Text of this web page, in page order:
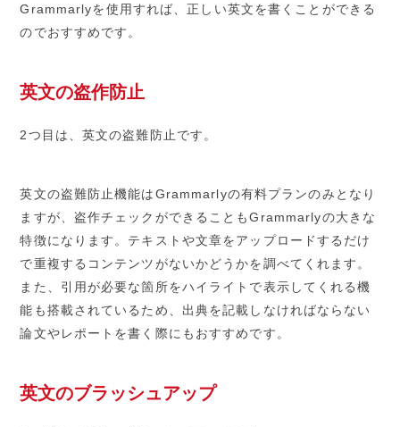
Grammarlyを使用すれば、正しい英文を書くことができる
のでおすすめです。
英文の盗作防止
2つ目は、英文の盗難防止です。
英文の盗難防止機能はGrammarlyの有料プランのみとなり
ますが、盗作チェックができることもGrammarlyの大きな
特徴になります。テキストや文章をアップロードするだけ
で重複するコンテンツがないかどうかを調べてくれます。
また、引用が必要な箇所をハイライトで表示してくれる機
能も搭載されているため、出典を記載しなければならない
論文やレポートを書く際にもおすすめです。
英文のブラッシュアップ